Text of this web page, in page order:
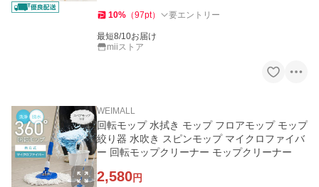
10% （97pt） 要エントリー
最短8/10お届け
miiストア
WEIMALL
回転モップ 水拭き モップ フロアモップ モップ
絞り器 水吹き スピンモップ マイクロファイバ
ー 回転モップクリーナー モップクリーナー
2,580円